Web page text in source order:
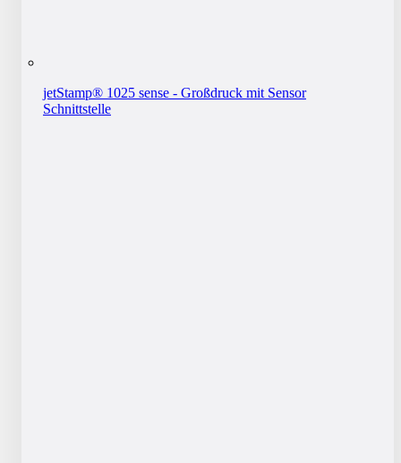
jetStamp® 1025 sense - Großdruck mit Sensor
Schnittstelle